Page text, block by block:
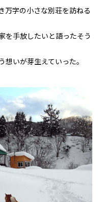
万字の小さな別荘を訪ねる
を手放したいと語ったそう
いが芽生えていった。